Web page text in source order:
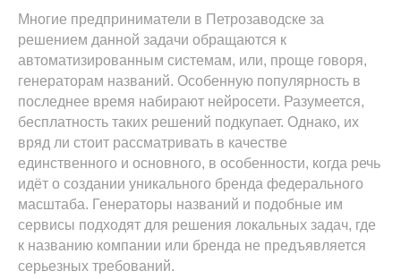
Многие предприниматели в Петрозаводске за
решением данной задачи обращаются к
автоматизированным системам, или, проще говоря,
генераторам названий. Особенную популярность в
последнее время набирают нейросети. Разумеется,
бесплатность таких решений подкупает. Однако, их
вряд ли стоит рассматривать в качестве
единственного и основного, в особенности, когда речь
идёт о создании уникального бренда федерального
масштаба. Генераторы названий и подобные им
сервисы подходят для решения локальных задач, где
к названию компании или бренда не предъявляется
серьезных требований.